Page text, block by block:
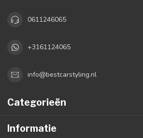
0611246065
+3161124065
info@bestcarstyling.nl
Categorieën
Informatie